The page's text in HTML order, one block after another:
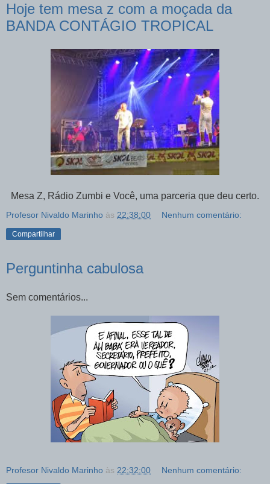
Hoje tem mesa z com a moçada da
BANDA CONTÁGIO TROPICAL
Mesa Z, Rádio Zumbi e Você, uma parceria que deu certo.
Profesor Nivaldo Marinho às 22:38:00 Nenhum comentário:
Compartilhar
Perguntinha cabulosa
Sem comentários...
Profesor Nivaldo Marinho às 22:32:00 Nenhum comentário: